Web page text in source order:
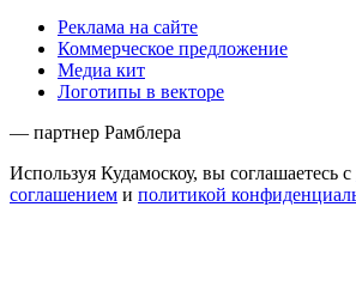
Реклама на сайте
Коммерческое предложение
Медиа кит
Логотипы в векторе
— партнер Рамблера
Используя Кудамоскоу, вы соглашаетесь с
соглашением и политикой